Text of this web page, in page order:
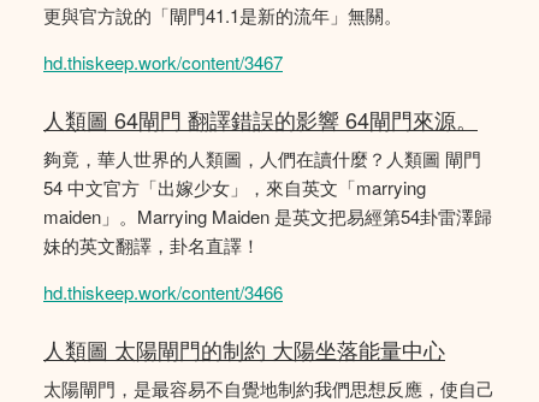
更與官方說的「閘門41.1是新的流年」無關。
hd.thiskeep.work/content/3467
人類圖 64閘門 翻譯錯誤的影響 64閘門來源。
夠竟，華人世界的人類圖，人們在讀什麼？人類圖 閘門
54 中文官方「出嫁少女」，來自英文「marrying
maiden」。Marrying Maiden 是英文把易經第54卦雷澤歸
妹的英文翻譯，卦名直譯！
hd.thiskeep.work/content/3466
人類圖 太陽閘門的制約 大陽坐落能量中心
太陽閘門，是最容易不自覺地制約我們思想反應，使自己